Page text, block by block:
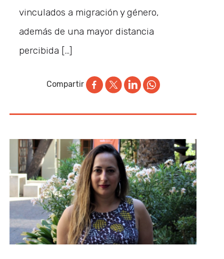
vinculados a migración y género,
además de una mayor distancia
percibida […]
Compartir